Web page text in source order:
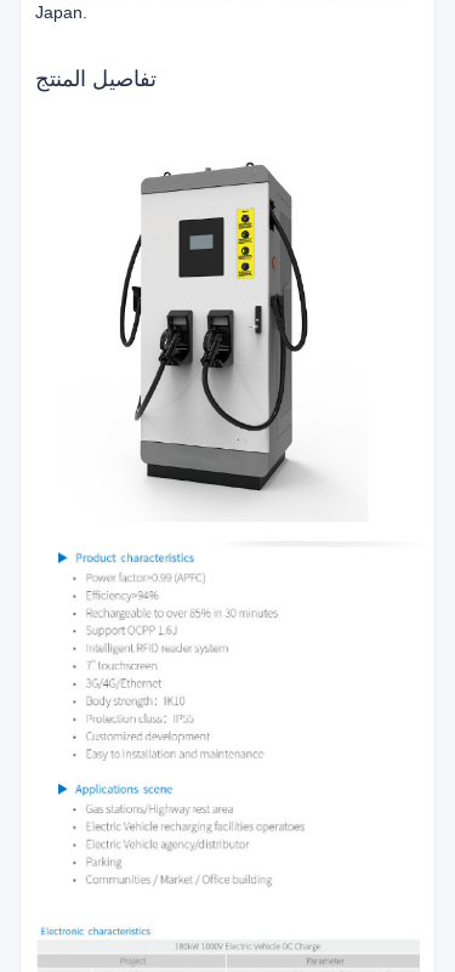
Japan.
تفاصيل المنتج